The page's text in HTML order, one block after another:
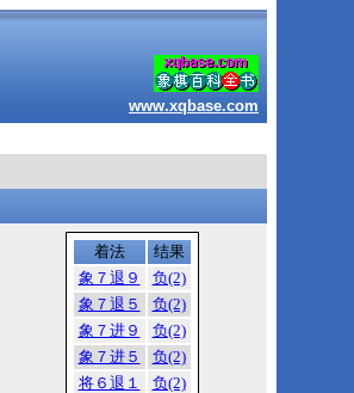
www.xqbase.com
着法
结果
象７退９
负(2)
象７退５
负(2)
象７进９
负(2)
象７进５
负(2)
将６退１
负(2)